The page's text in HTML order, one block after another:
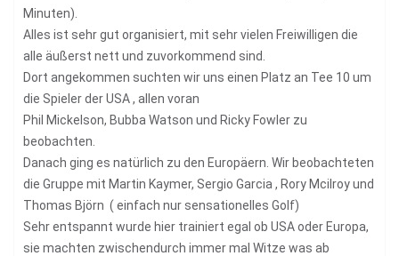
Minuten).
Alles ist sehr gut organisiert, mit sehr vielen Freiwilligen die
alle äußerst nett und zuvorkommend sind.
Dort angekommen suchten wir uns einen Platz an Tee 10 um
die Spieler der USA , allen voran
Phil Mickelson, Bubba Watson und Ricky Fowler zu
beobachten.
Danach ging es natürlich zu den Europäern. Wir beobachteten
die Gruppe mit Martin Kaymer, Sergio Garcia , Rory Mcilroy und
Thomas Björn ( einfach nur sensationelles Golf)
Sehr entspannt wurde hier trainiert egal ob USA oder Europa,
sie machten zwischendurch immer mal Witze was ab